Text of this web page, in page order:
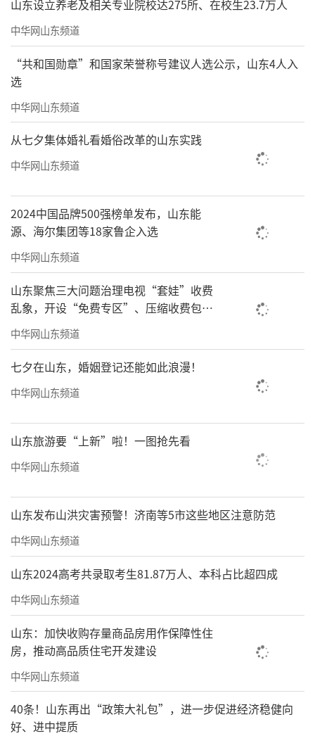
持，可以帮助解决跨境知识产权难题；核心地
带的区位内，全是潜在工业客户；以及，他们
在研发流程中深度整合生成式AI，把原本一周的
编程工作压缩到一天。
“近场优势”不仅是物理距离的接近，更
是心理和战略上的同频。
在科创大走廊，一个OPC企业遇到技术瓶
或者邻近的领军企业找到解决方案。高频互
动，是OPC模式能够“单兵成军”的重要外部
支撑。
03场景为王，看OPC进阶的“青岛范式”
要打造“北方OPC先行示范城”，青
岛“凭什么”？
凭其丰富的工业场景和深厚的海洋基因。
廊道内的OPC企业，正是在这些垂直领域找到
了AI落地的“根”。
2025年青岛虚拟智能体产业大会上，青岛
灵图数字科技发布了国内首个全模态实时交互
视觉语言大模型VisualGPT，被誉为视觉传达领
域的DeepSeek。它打破了传统AI的“对话
框”束缚，实现了沉浸式视觉交互，如，高效
生成海报、图表、网页等高质量视觉内容——
山东设立养老及相关专业院校达275所、在校生23.7万人
中华网山东频道
“共和国勋章”和国家荣誉称号建议人选公示，山东4人入
选
中华网山东频道
从七夕集体婚礼看婚俗改革的山东实践
中华网山东频道
2024中国品牌500强榜单发布，山东能
源、海尔集团等18家鲁企入选
中华网山东频道
山东聚焦三大问题治理电视“套娃”收费
乱象，开设“免费专区”、压缩收费包比
例70%以上
中华网山东频道
七夕在山东，婚姻登记还能如此浪漫！
中华网山东频道
山东旅游要“上新”啦！一图抢先看
中华网山东频道
山东发布山洪灾害预警！济南等5市这些地区注意防范
中华网山东频道
山东2024高考共录取考生81.87万人、本科占比超四成
中华网山东频道
山东：加快收购存量商品房用作保障性住
房，推动高品质住宅开发建设
中华网山东频道
40条！山东再出“政策大礼包”，进一步促进经济稳健向
好、进中提质